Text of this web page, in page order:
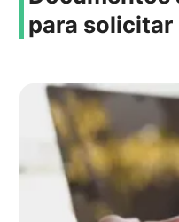
para solicitar